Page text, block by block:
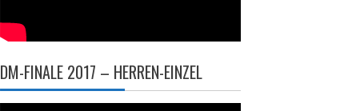
DM-FINALE 2017 – HERREN-EINZEL